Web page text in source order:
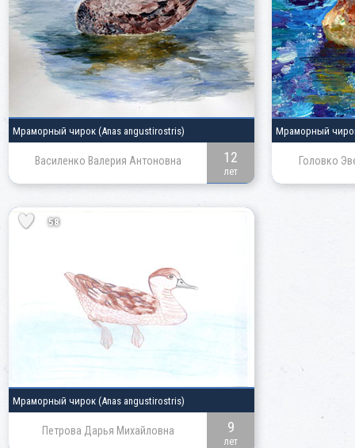
Мраморный чирок (Anas angustirostris)
Василенко Валерия Антоновна 12
лет
Мраморный
Головко
58
Мраморный чирок (Anas angustirostris)
Петрова Дарья Михайловна 9
лет